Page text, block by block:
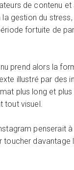
de contenu et
la gestion du
fortuite de
prend alors la
illustré par des
plus long et
tout visuel.
penserait
toucher davantage